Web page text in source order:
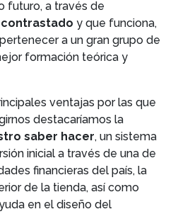
futuro, a través de
y que funciona,
a un gran grupo de
formación teórica y
ventajas por las que
destacaríamos la
saber hacer, un sistema
inicial a través de una de
financieras del país, la
de la tienda, así como
en el diseño del